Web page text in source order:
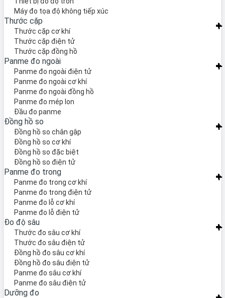
Máy đo tọa độ không tiếp xúc
Thước cặp
Thước cặp cơ khí
Thước cặp điện tử
Thước cặp đồng hồ
Panme đo ngoài
Panme đo ngoài điện tử
Panme đo ngoài cơ khí
Panme đo ngoài đồng hồ
Panme đo mép lon
Đầu đo panme
Đồng hồ so
Đồng hồ so chân gập
Đồng hồ so cơ khí
Đồng hồ so đặc biệt
Đồng hồ so điện tử
Panme đo trong
Panme đo trong cơ khí
Panme đo trong điện tử
Panme đo lỗ cơ khí
Panme đo lỗ điện tử
Đo độ sâu
Thước đo sâu cơ khí
Thước đo sâu điện tử
Đồng hồ đo sâu cơ khí
Đồng hồ đo sâu điện tử
Panme đo sâu cơ khí
Panme đo sâu điện tử
Dưỡng đo